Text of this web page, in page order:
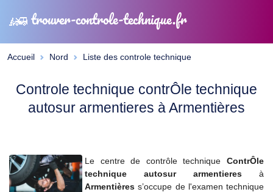
trouver-controle-technique.fr
Accueil Nord Liste des controle technique
Controle technique contrÔle technique
autosur armentieres à Armentières
Le centre de contrôle technique ContrÔle
technique autosur armentieres à
Armentières s’occupe de l'examen technique